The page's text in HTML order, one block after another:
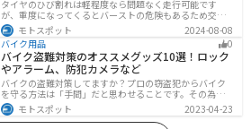
タイヤのひび割れは軽程度なら問題なく走行可能です
が、重度になってくるとバーストの危険もあるため交換
が必要です。どの程度なら大丈夫なのか、タイヤのひび
割れを防ぐ方法などまとめました。快適安全にバイクに
乗るためにもしっかりとチェックしておきましょう。
モトスポット
2024-08-08
バイク用品
0
バイク盗難対策のオススメグッズ10選！ロック
やアラーム、防犯カメラなど
バイクの盗難対策してますか？プロの窃盗犯からバイク
を守る方法は「手間」だと思わせることです。その為に
は「チェーンロック 」「ディスクロック」などしっかり
と対策をしておきましょう。この記事では、すぐできる
バイクの盗難対策オススメグッズを紹介します。
モトスポット 2023-04-23